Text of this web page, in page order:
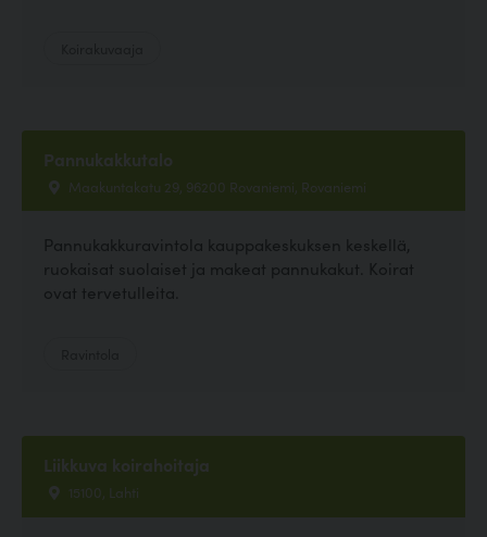
Pannukakkutalo
Maakuntakatu 29, 96200 Rovaniemi, Rovaniemi
Pannukakkuravintola kauppakeskuksen keskellä,
ruokaisat suolaiset ja makeat pannukakut. Koirat
ovat tervetulleita.
Liikkuva koirahoitaja
15100, Lahti